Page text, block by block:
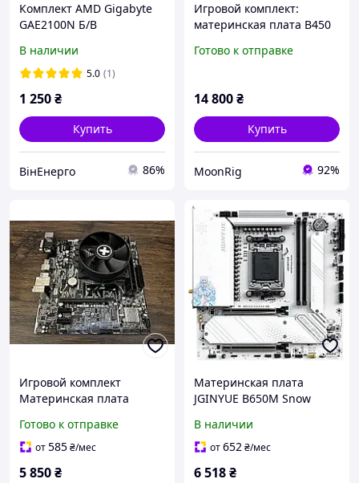
Комплект AMD Gigabyte
GAE2100N Б/В
В наличии
5.0 (1)
1 250₴
Купить
ВінЕнерго 86%
Игровой комплект:
материнская плата B450
16GB DDR4
Готово к отправке
14 800₴
Купить
MoonRig 92%
Игровой комплект
Материнская плата
2200G + 8GB DDR4 Б/У
Готово к отправке
от585₴/мес
5 850₴
Материнская плата
JGINYUE B650M Snow
B650M-SD) Б/В
В наличии
от652₴/мес
6 518₴